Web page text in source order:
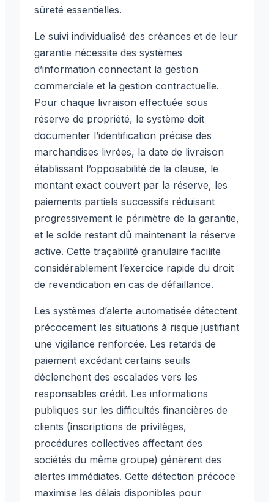
sûreté essentielles.
Le suivi individualisé des créances et de leur
garantie nécessite des systèmes
d’information connectant la gestion
commerciale et la gestion contractuelle.
Pour chaque livraison effectuée sous
réserve de propriété, le système doit
documenter l’identification précise des
marchandises livrées, la date de livraison
établissant l’opposabilité de la clause, le
montant exact couvert par la réserve, les
paiements partiels successifs réduisant
progressivement le périmètre de la garantie,
et le solde restant dû maintenant la réserve
active. Cette traçabilité granulaire facilite
considérablement l’exercice rapide du droit
de revendication en cas de défaillance.
Les systèmes d’alerte automatisée détectent
précocement les situations à risque justifiant
une vigilance renforcée. Les retards de
paiement excédant certains seuils
déclenchent des escalades vers les
responsables crédit. Les informations
publiques sur les difficultés financières de
clients (inscriptions de privilèges,
procédures collectives affectant des
sociétés du même groupe) génèrent des
alertes immédiates. Cette détection précoce
maximise les délais disponibles pour